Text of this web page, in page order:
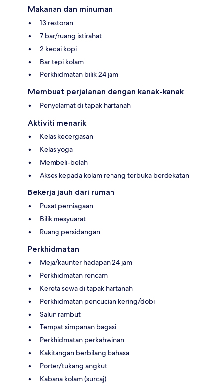
Makanan dan minuman
13 restoran
7 bar/ruang istirahat
2 kedai kopi
Bar tepi kolam
Perkhidmatan bilik 24 jam
Membuat perjalanan dengan kanak-kanak
Penyelamat di tapak hartanah
Aktiviti menarik
Kelas kecergasan
Kelas yoga
Membeli-belah
Akses kepada kolam renang terbuka berdekatan
Bekerja jauh dari rumah
Pusat perniagaan
Bilik mesyuarat
Ruang persidangan
Perkhidmatan
Meja/kaunter hadapan 24 jam
Perkhidmatan rencam
Kereta sewa di tapak hartanah
Perkhidmatan pencucian kering/dobi
Salun rambut
Tempat simpanan bagasi
Perkhidmatan perkahwinan
Kakitangan berbilang bahasa
Porter/tukang angkut
Kabana kolam (surcaj)